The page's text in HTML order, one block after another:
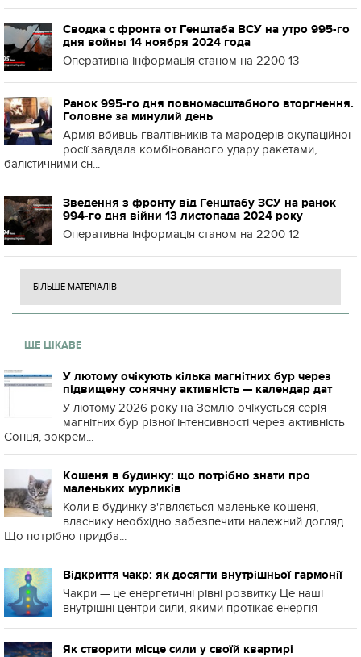
Сводка с фронта от Генштаба ВСУ на утро 995-го
дня войны 14 ноября 2024 года
Оперативна інформація станом на 2200 13
Ранок 995-го дня повномасштабного вторгнення.
Головне за минулий день
Армія вбивць ґвалтівників та мародерів окупаційної
росії завдала комбінованого удару ракетами,
балістичними сн...
Зведення з фронту від Генштабу ЗСУ на ранок
994-го дня війни 13 листопада 2024 року
Оперативна інформація станом на 2200 12
БІЛЬШЕ МАТЕРІАЛІВ
ЩЕ ЦІКАВЕ
У лютому очікують кілька магнітних бур через
підвищену сонячну активність — календар дат
У лютому 2026 року на Землю очікується серія
магнітних бур різної інтенсивності через активність
Сонця, зокрем...
Кошеня в будинку: що потрібно знати про
маленьких мурликів
Коли в будинку з'являється маленьке кошеня,
власнику необхідно забезпечити належний догляд
Що потрібно придба...
Відкриття чакр: як досягти внутрішньої гармонії
Чакри — це енергетичні рівні розвитку Це наші
внутрішні центри сили, якими протікає енергія
Як створити місце сили у своїй квартирі